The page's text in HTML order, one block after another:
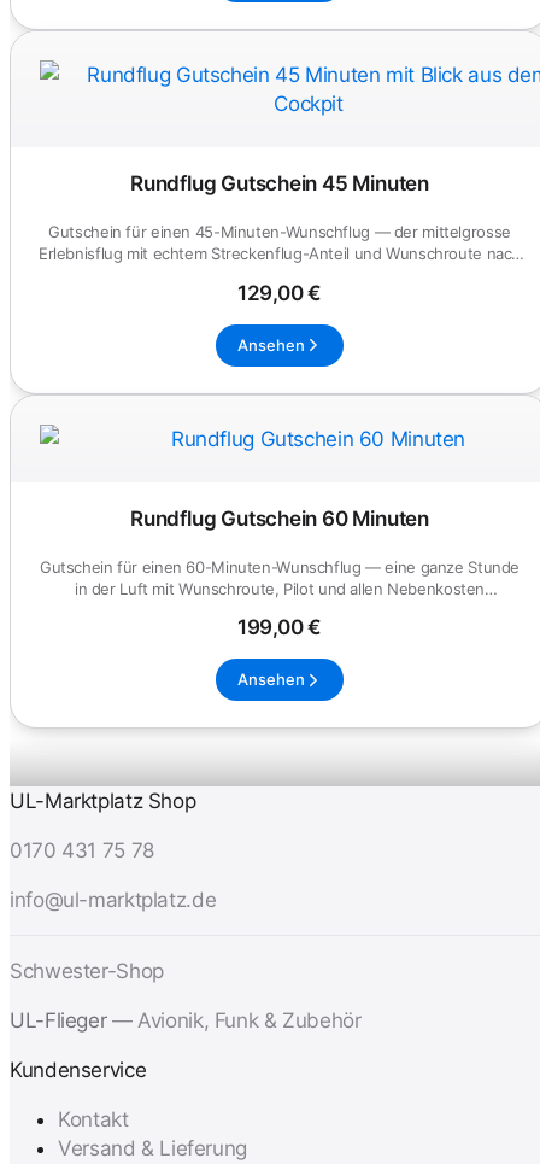
Rundflug Gutschein 45 Minuten
Gutschein für einen 45-Minuten-Wunschflug — der mittelgrosse
Erlebnisflug mit echtem Streckenflug-Anteil und Wunschroute nach
129,00 €
Ansehen
Rundflug Gutschein 60 Minuten
Gutschein für einen 60-Minuten-Wunschflug — eine ganze Stunde
in der Luft mit Wunschroute, Pilot und allen Nebenkosten
199,00 €
Ansehen
UL-Marktplatz Shop
0170 431 75 78
info@ul-marktplatz.de
Schwester-Shop
UL-Flieger — Avionik, Funk & Zubehör
Kundenservice
Kontakt
Versand & Lieferung